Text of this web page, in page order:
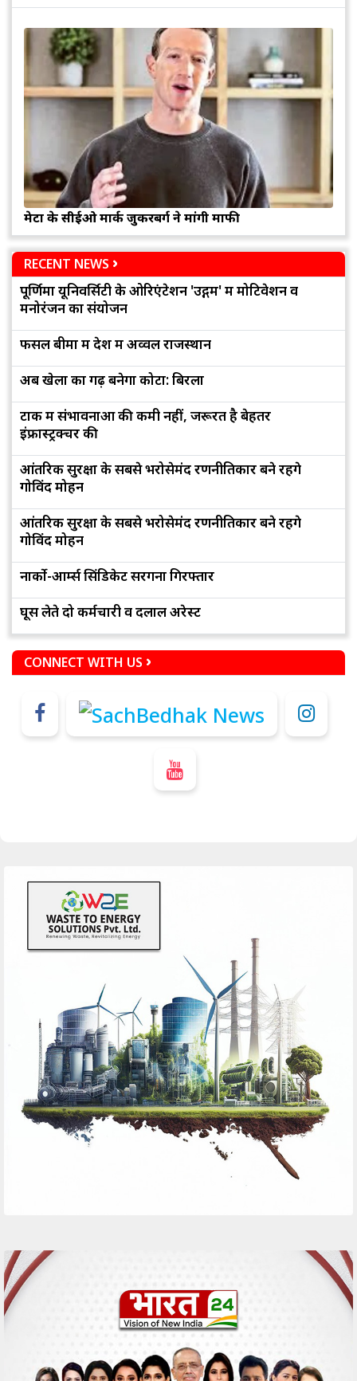
मेटा के सीईओ मार्क जुकरबर्ग ने मांगी माफी
RECENT NEWS
पूर्णिमा यूनिवर्सिटी के ओरिएंटेशन 'उद्गम' में मोटिवेशन व
मनोरंजन का संयोजन
फसल बीमा में देश में अव्वल राजस्थान
अब खेलों का गढ़ बनेगा कोटा: बिरला
टोंक में संभावनाओं की कमी नहीं, जरूरत है बेहतर
इंफ्रास्ट्रक्चर की
आंतरिक सुरक्षा के सबसे भरोसेमंद रणनीतिकार बने रहेंगे
गोविंद मोहन
आंतरिक सुरक्षा के सबसे भरोसेमंद रणनीतिकार बने रहेंगे
गोविंद मोहन
नार्को-आर्म्स सिंडिकेट सरगना गिरफ्तार
घूस लेते दो कर्मचारी व दलाल अरेस्ट
CONNECT WITH US